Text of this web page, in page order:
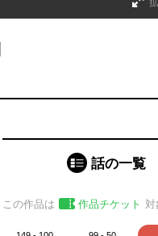
話の一覧
この作品は 作品チケット 対